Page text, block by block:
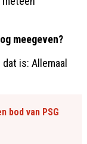
meegeven?
is: Allemaal
bod van PSG